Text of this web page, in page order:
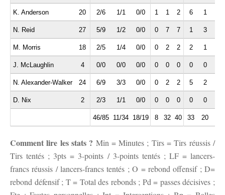
K. Anderson 20 2/6 1/1 0/0 1 1 2 6 1
N. Reid 27 5/9 1/2 0/0 0 7 7 1 3
M. Morris 18 2/5 1/4 0/0 0 2 2 2 1
J. McLaughlin 4 0/0 0/0 0/0 0 0 0 0 0
N. Alexander-Walker 24 6/9 3/3 0/0 0 2 2 5 2
D. Nix 2 2/3 1/1 0/0 0 0 0 0 0
46/85 11/34 18/19 8 32 40 33 20
Comment lire les stats ? Min = Minutes ; Tirs = Tirs réussis /
Tirs tentés ; 3pts = 3-points / 3-points tentés ; LF = lancers-
francs réussis / lancers-francs tentés ; O = rebond offensif ; D=
rebond défensif ; T = Total des rebonds ; Pd = passes décisives ;